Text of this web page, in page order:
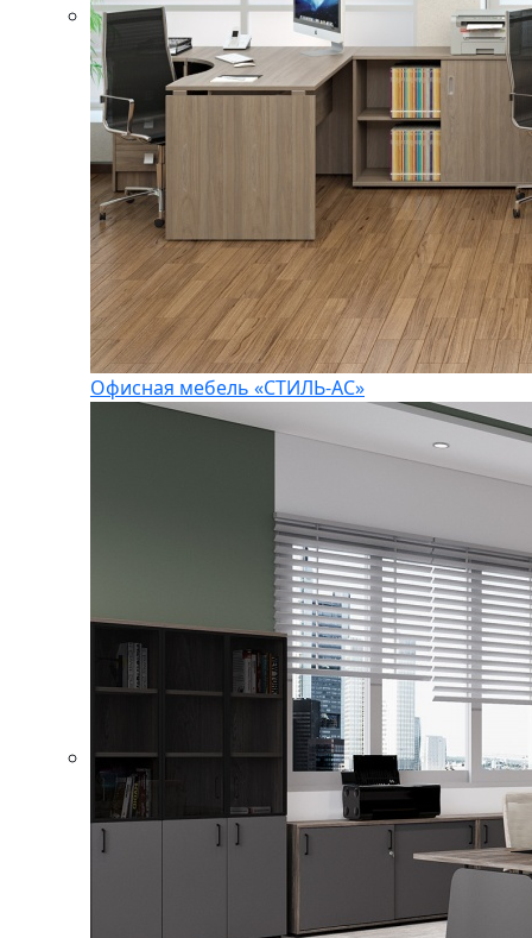
Офисная мебель «СТИЛЬ-АС»